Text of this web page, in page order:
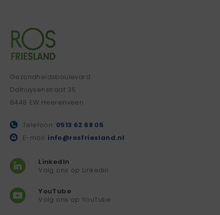
Gezondheidsboulevard
Dalhuysenstraat 35
8448 EW Heerenveen
Telefoon: 0513 62 68 05
E-mail: info@rosfriesland.nl
LinkedIn
Volg ons op Linkedin
YouTube
Volg ons op YouTube